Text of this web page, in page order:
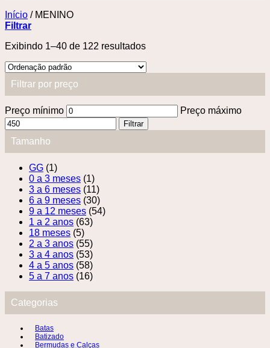
Início /MENINO
Filtrar
Exibindo 1–40 de 122 resultados
Filtrar por preço
Preço mínimo Preço máximo
Filtrar
Tamanho
GG (1)
0 a 3 meses (1)
3 a 6 meses (11)
6 a 9 meses (30)
9 a 12 meses (54)
1 a 2 anos (63)
18 meses (5)
2 a 3 anos (55)
3 a 4 anos (53)
4 a 5 anos (58)
5 a 7 anos (16)
Categorias
Batas
Batizado
Bermudas e Calças